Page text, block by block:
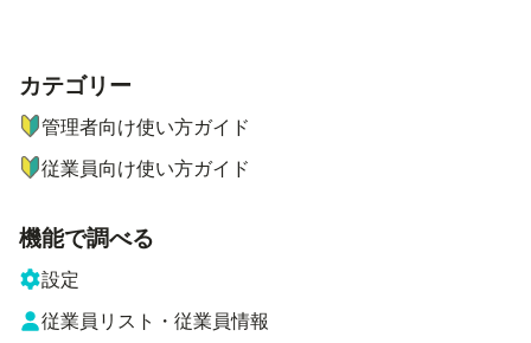
ナビゲーションメニュー
カテゴリー
管理者向け使い方ガイド
従業員向け使い方ガイド
機能で調べる
設定
従業員リスト・従業員情報